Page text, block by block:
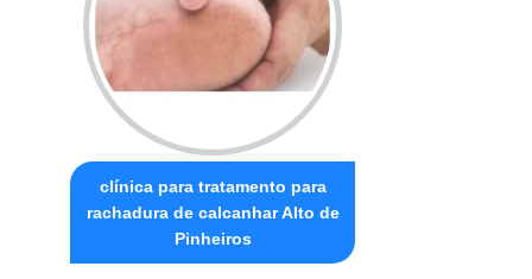
clínica para tratamento para
rachadura de calcanhar Alto de
Pinheiros